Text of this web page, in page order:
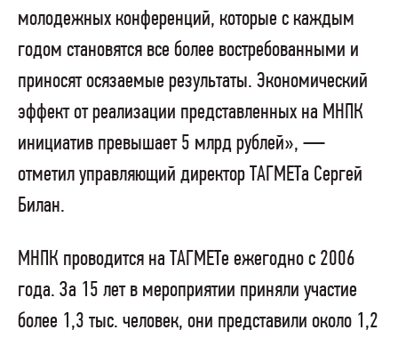
молодежных конференций, которые с каждым
годом становятся все более востребованными и
приносят осязаемые результаты. Экономический
эффект от реализации представленных на МНПК
инициатив превышает 5 млрд рублей», —
отметил управляющий директор ТАГМЕТа Сергей
Билан.
МНПК проводится на ТАГМЕТе ежегодно с 2006
года. За 15 лет в мероприятии приняли участие
более 1,3 тыс. человек, они представили около 1,2